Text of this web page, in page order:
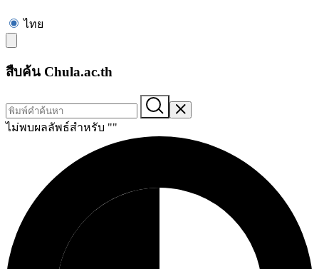
ไทย
สืบค้น Chula.ac.th
ไม่พบผลลัพธ์สำหรับ ""